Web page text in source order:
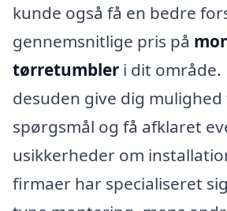
kunde også få en bedre
gennemsnitlige pris på
tørretumbler i dit område.
desuden give dig
spørgsmål og få afklaret
usikkerheder om
firmaer har specialiseret